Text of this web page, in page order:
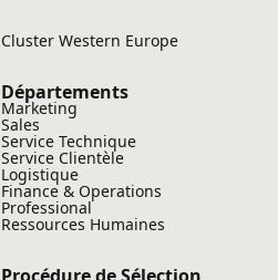
Cluster Western Europe
Départements
Marketing
Sales
Service Technique
Service Clientèle
Logistique
Finance & Operations
Professional
Ressources Humaines